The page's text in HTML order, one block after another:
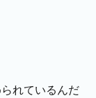
れているんだ